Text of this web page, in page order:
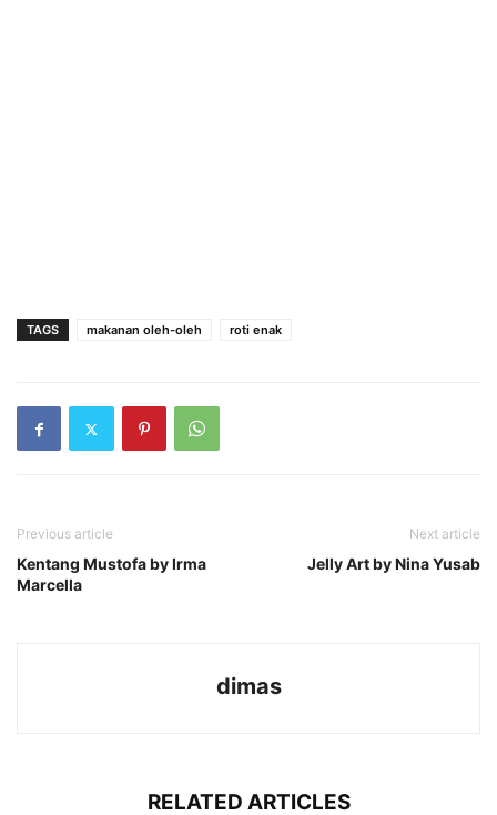
TAGS makanan oleh-oleh roti enak
Previous article
Kentang Mustofa by Irma
Marcella
Next article
Jelly Art by Nina Yusab
dimas
RELATED ARTICLES